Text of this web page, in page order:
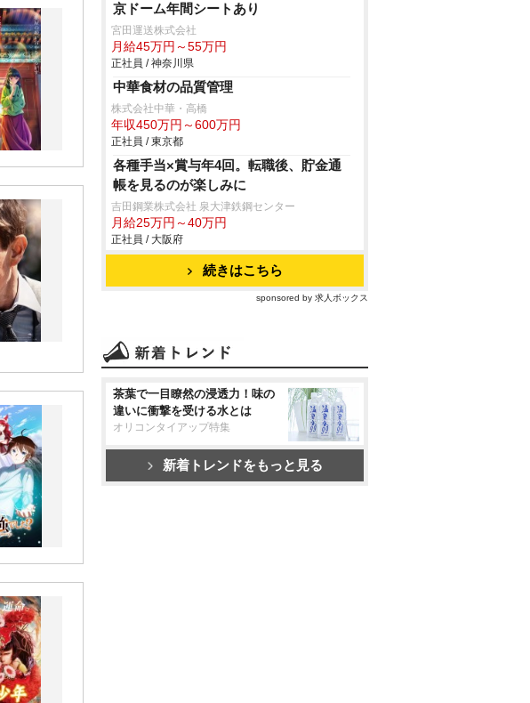
京ドーム年間シートあり
宮田運送株式会社
月給45万円～55万円
正社員 / 神奈川県
中華食材の品質管理
株式会社中華・高橋
年収450万円～600万円
正社員 / 東京都
各種手当×賞与年4回。転職後、貯金通
帳を見るのが楽しみに
吉田鋼業株式会社 泉大津鉄鋼センター
月給25万円～40万円
正社員 / 大阪府
続きはこちら
sponsored by 求人ボックス
茶葉で一目瞭然の浸透力！味の
違いに衝撃を受ける水とは
オリコンタイアップ特集
新着トレンドをもっと見る